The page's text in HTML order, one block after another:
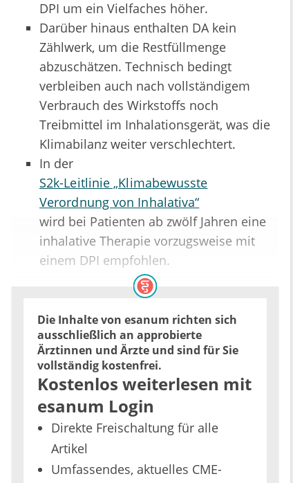
DPI um ein Vielfaches höher.
Darüber hinaus enthalten DA kein
Zählwerk, um die Restfüllmenge
abzuschätzen. Technisch bedingt
verbleiben auch nach vollständigem
Verbrauch des Wirkstoffs noch
Treibmittel im Inhalationsgerät, was die
Klimabilanz weiter verschlechtert.
In der
S2k-Leitlinie „Klimabewusste
Verordnung von Inhalativa“
wird bei Patienten ab zwölf Jahren eine
inhalative Therapie vorzugsweise mit
einem DPI empfohlen.
Die Inhalte von esanum richten sich
ausschließlich an approbierte
Ärztinnen und Ärzte und sind für Sie
vollständig kostenfrei.
Kostenlos weiterlesen mit
esanum Login
Direkte Freischaltung für alle
Artikel
Umfassendes, aktuelles CME-